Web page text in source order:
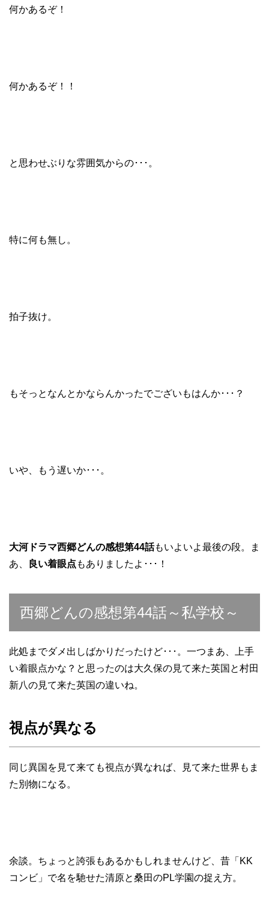
何かあるぞ！
何かあるぞ！！
と思わせぶりな雰囲気からの･･･。
特に何も無し。
拍子抜け。
もそっとなんとかならんかったでございもはんか･･･？
いや、もう遅いか･･･。
大河ドラマ西郷どんの感想第44話もいよいよ最後の段。ま
あ、
良い着眼点 もありましたよ･･･！
西郷どんの感想第44話～私学校～
此処までダメ出しばかりだったけど･･･。一つまあ、上手
い着眼点かな？と思ったのは大久保の見て来た英国と村田
新八の見て来た英国の違いね。
視点が異なる
同じ異国を見て来ても視点が異なれば、見て来た世界もま
た別物になる。
余談。ちょっと誇張もあるかもしれませんけど、昔「KK
コンビ」で名を馳せた清原と桑田のPL学園の捉え方。